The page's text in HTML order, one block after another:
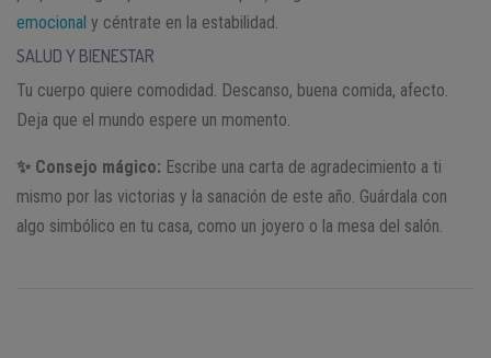
emocional y céntrate en la estabilidad.
SALUD Y BIENESTAR
Tu cuerpo quiere comodidad. Descanso, buena comida, afecto.
Deja que el mundo espere un momento.
✨ Consejo mágico: Escribe una carta de agradecimiento a ti
mismo por las victorias y la sanación de este año. Guárdala con
algo simbólico en tu casa, como un joyero o la mesa del salón.